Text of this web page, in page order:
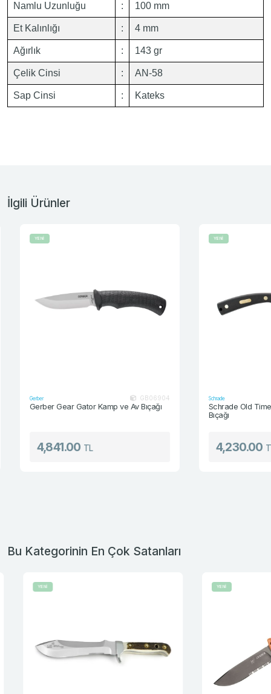
Namlu Uzunluğu : 100 mm
Et Kalınlığı : 4 mm
Ağırlık : 143 gr
Çelik Cinsi : AN-58
Sap Cinsi : Kateks
İlgili Ürünler
YENİ
Gerber GB06904
Gerber Gear Gator Kamp ve Av Bıçağı
4,841.00TL
YENİ
Schrade
Schrade Old Timer
Bıçağı
4,230.00TL
Bu Kategorinin En Çok Satanları